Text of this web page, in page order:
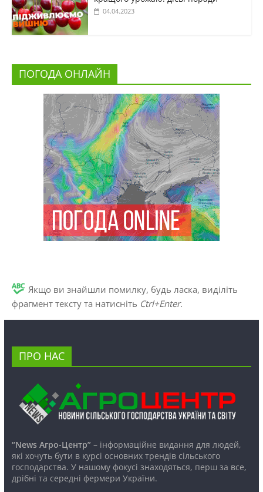
04.04.2023
ПОГОДА ОНЛАЙН
Якщо ви знайшли помилку, будь ласка, виділіть
фрагмент тексту та натисніть Ctrl+Enter.
ПРО НАС
“News Агро-Центр”– інформаційне видання для людей,
які хочуть бути в курсі основних трендів сільського
господарства. У нашому фокусі знаходяться, перш за все,
дрібні та середні фермери України.